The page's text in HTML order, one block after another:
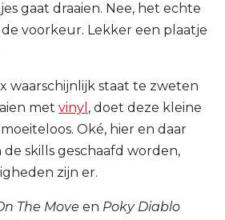
gaat draaien. Nee, het echte
voorkeur. Lekker een plaatje
waarschijnlijk staat te zweten
met vinyl , doet deze kleine
Oké, hier en daar
de skills geschaafd worden,
zijn er.
The Move en Poky Diablo